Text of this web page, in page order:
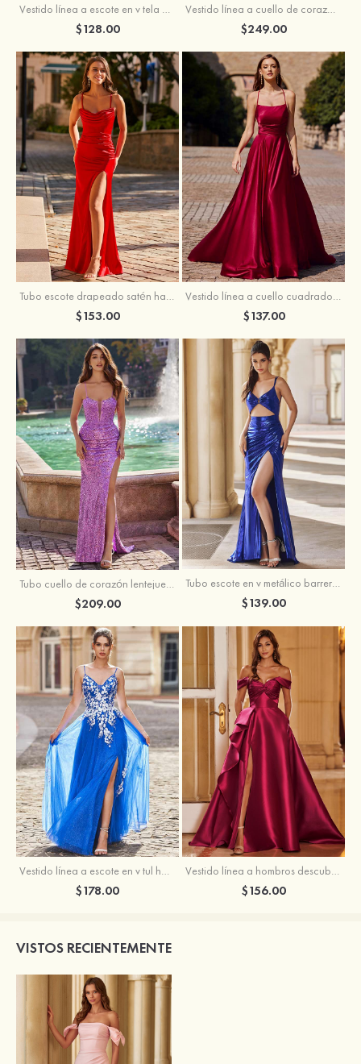
Vestido línea a escote en v tela charmeuse hasta el suelo vestido de graduación
$128.00
Vestido línea a cuello de corazón tul cola de barrido vestido de graduación
$249.00
Tubo escote drapeado satén hasta el suelo vestido de graduación
$153.00
Vestido línea a cuello cuadrado tela charmeuse barrer tren vestido de graduación
$137.00
Tubo cuello de corazón lentejuelas barrer tren vestido de graduación
$209.00
Tubo escote en v metálico barrer tren vestido de graduación
$139.00
Vestido línea a escote en v tul hasta el suelo vestido de graduación
$178.00
Vestido línea a hombros descubiertos satén barrer tren vestido de graduación
$156.00
VISTOS RECIENTEMENTE